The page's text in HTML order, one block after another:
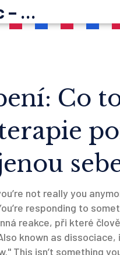
Inspirace Liberec – psychoterapie
Co
not really you
responding to
reakce, při které
known as dissociace,
This isn’t something